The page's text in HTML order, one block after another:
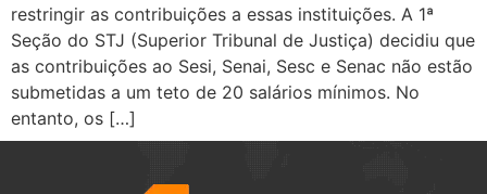
restringir as contribuições a essas instituições. A 1ª
Seção do STJ (Superior Tribunal de Justiça) decidiu que
as contribuições ao Sesi, Senai, Sesc e Senac não estão
submetidas a um teto de 20 salários mínimos. No
entanto, os […]